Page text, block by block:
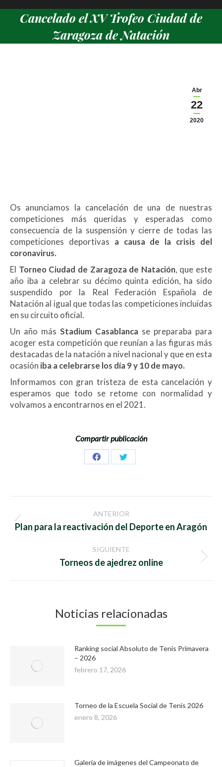
Cancelado el XV Trofeo Ciudad de
Zaragoza de Natación
Abr
22
2020
Os anunciamos la cancelación de una de nuestras
competiciones más queridas y esperadas como
consecuencia de la suspensión y cierre de todas las
competiciones deportivas a causa de la crisis del
coronavirus.
El Torneo Ciudad de Zaragoza de Natación, que este
año iba a celebrar su décimo quinta edición, ha sido
suspendido por la Real Federación Española de
Natación al igual que todas las competiciones incluidas
en su circuito oficial.
Un año más Stadium Casablanca se preparaba para
acoger esta competición que reunían a las figuras más
destacadas de la natación a nivel nacional y que en esta
ocasión iba a celebrarse los día 9 y 10 de mayo.
Informamos con gran tristeza de esta cancelación y
esperamos que todo se retome con normalidad y
volvamos a encontrarnos en el 2021.
Compartir publicación
Share
Share
Navegación
entre
publicaciones
ANTERIOR
Publicación
Plan para la reactivación del Deporte en Aragón
SIGUIENTE
Publicación
siguiente:
Torneos de ajedrez online
Noticias relacionadas
Ranking social Absoluto de Tenis Primavera
– 2026
febrero 17, 2026
Torneo de la Escuela Social de Tenis 2026
enero 8, 2026
Galería de imágenes del Campeonato de